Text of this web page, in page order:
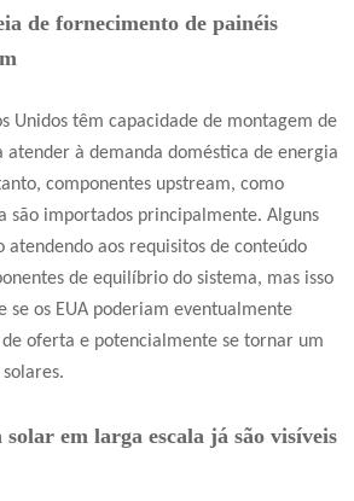
de fornecimento de painéis
Unidos têm capacidade de montagem de
atender à demanda doméstica de energia
componentes upstream, como
são importados principalmente. Alguns
atendendo aos requisitos de conteúdo
de equilíbrio do sistema, mas isso
se os EUA poderiam eventualmente
oferta e potencialmente se tornar um
em larga escala já são visíveis